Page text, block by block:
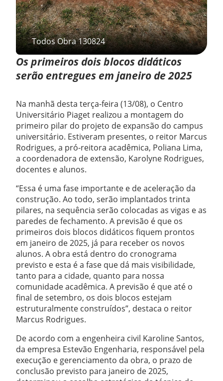
Todos Obra 130824
Os primeiros dois blocos didáticos
serão entregues em janeiro de 2025
Na manhã desta terça-feira (13/08), o Centro
Universitário Piaget realizou a montagem do
primeiro pilar do projeto de expansão do campus
universitário. Estiveram presentes, o reitor Marcus
Rodrigues, a pró-reitora acadêmica, Poliana Lima,
a coordenadora de extensão, Karolyne Rodrigues,
docentes e alunos.
“Essa é uma fase importante e de aceleração da
construção. Ao todo, serão implantados trinta
pilares, na sequência serão colocadas as vigas e as
paredes de fechamento. A previsão é que os
primeiros dois blocos didáticos fiquem prontos
em janeiro de 2025, já para receber os novos
alunos. A obra está dentro do cronograma
previsto e esta é a fase que dá mais visibilidade,
tanto para a cidade, quanto para nossa
comunidade acadêmica. A previsão é que até o
final de setembro, os dois blocos estejam
estruturalmente construídos”, destaca o reitor
Marcus Rodrigues.
De acordo com a engenheira civil Karoline Santos,
da empresa Estevão Engenharia, responsável pela
execução e gerenciamento da obra, o prazo de
conclusão previsto para janeiro de 2025,